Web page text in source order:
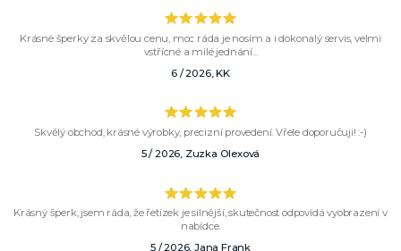
Krásné šperky za skvělou cenu, moc ráda je nosím a i dokonalý servis, velmi
vstřícné a milé jednání...
6 / 2026, KK
Skvělý obchod, krásné výrobky, precizní provedení. Vřele doporučuji! :-)
5 / 2026, Zuzka Olexová
Krásný šperk, jsem ráda, že řetízek je silnější, skutečnost odpovídá vyobrazení v
nabídce.
5 / 2026, Jana Frank